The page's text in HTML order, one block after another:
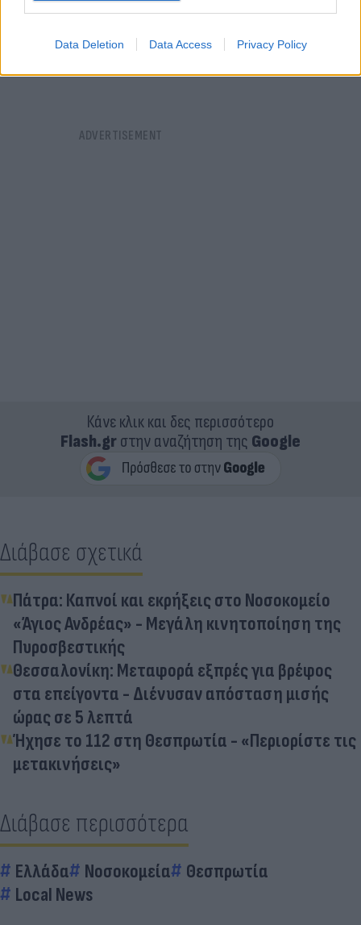
Data Deletion Data Access Privacy Policy
Κάνε κλικ και δες περισσότερο
Flash.grστην αναζήτηση της Google
Διάβασε σχετικά
Πάτρα: Καπνοί και εκρήξεις στο Νοσοκομείο
«Άγιος Ανδρέας» - Μεγάλη κινητοποίηση της
Πυροσβεστικής
Θεσσαλονίκη: Μεταφορά εξπρές για βρέφος
στα επείγοντα - Διένυσαν απόσταση μισής
ώρας σε 5 λεπτά
Ήχησε το 112 στη Θεσπρωτία - «Περιορίστε τις
μετακινήσεις»
Διάβασε περισσότερα
Ελλάδα Νοσοκομεία
Θεσπρωτία
Local News